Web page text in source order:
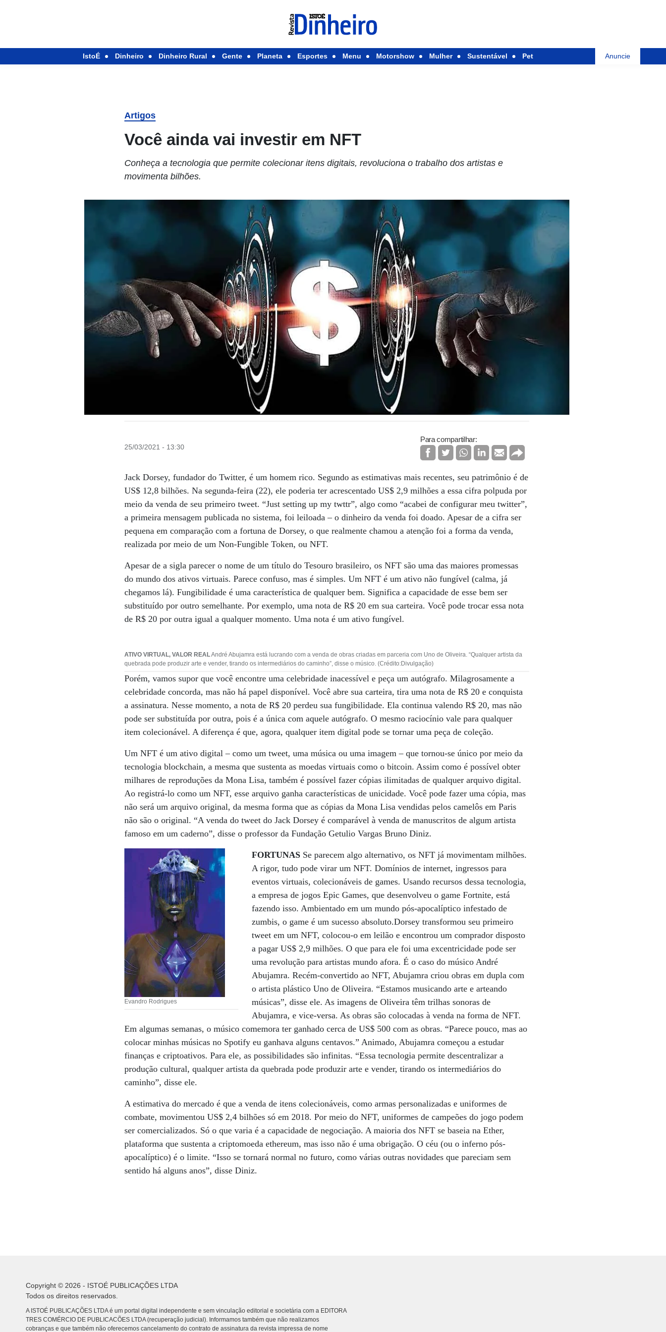
IstoÉ Dinheiro Dinheiro Rural Gente Planeta Esportes Menu Motorshow Mulher Sustentável Pet Anuncie
Artigos
Você ainda vai investir em NFT
Conheça a tecnologia que permite colecionar itens digitais, revoluciona o trabalho dos artistas e
movimenta bilhões.
25/03/2021 - 13:30
Para compartilhar:
Jack Dorsey, fundador do Twitter, é um homem rico. Segundo as estimativas mais recentes, seu patrimônio é de
US$ 12,8 bilhões. Na segunda-feira (22), ele poderia ter acrescentado US$ 2,9 milhões a essa cifra polpuda por
meio da venda de seu primeiro tweet. “Just setting up my twttr”, algo como “acabei de configurar meu twitter”,
a primeira mensagem publicada no sistema, foi leiloada – o dinheiro da venda foi doado. Apesar de a cifra ser
pequena em comparação com a fortuna de Dorsey, o que realmente chamou a atenção foi a forma da venda,
realizada por meio de um Non-Fungible Token, ou NFT.
Apesar de a sigla parecer o nome de um título do Tesouro brasileiro, os NFT são uma das maiores promessas
do mundo dos ativos virtuais. Parece confuso, mas é simples. Um NFT é um ativo não fungível (calma, já
chegamos lá). Fungibilidade é uma característica de qualquer bem. Significa a capacidade de esse bem ser
substituído por outro semelhante. Por exemplo, uma nota de R$ 20 em sua carteira. Você pode trocar essa nota
de R$ 20 por outra igual a qualquer momento. Uma nota é um ativo fungível.
ATIVO VIRTUAL, VALOR REALAndré Abujamra está lucrando com a venda de obras criadas em parceria com Uno de Oliveira. “Qualquer artista da
quebrada pode produzir arte e vender, tirando os intermediários do caminho”, disse o músico. (Crédito:Divulgação)
Porém, vamos supor que você encontre uma celebridade inacessível e peça um autógrafo. Milagrosamente a
celebridade concorda, mas não há papel disponível. Você abre sua carteira, tira uma nota de R$ 20 e conquista
a assinatura. Nesse momento, a nota de R$ 20 perdeu sua fungibilidade. Ela continua valendo R$ 20, mas não
pode ser substituída por outra, pois é a única com aquele autógrafo. O mesmo raciocínio vale para qualquer
item colecionável. A diferença é que, agora, qualquer item digital pode se tornar uma peça de coleção.
Um NFT é um ativo digital – como um tweet, uma música ou uma imagem – que tornou-se único por meio da
tecnologia blockchain, a mesma que sustenta as moedas virtuais como o bitcoin. Assim como é possível obter
milhares de reproduções da Mona Lisa, também é possível fazer cópias ilimitadas de qualquer arquivo digital.
Ao registrá-lo como um NFT, esse arquivo ganha características de unicidade. Você pode fazer uma cópia, mas
não será um arquivo original, da mesma forma que as cópias da Mona Lisa vendidas pelos camelôs em Paris
não são o original. “A venda do tweet do Jack Dorsey é comparável à venda de manuscritos de algum artista
famoso em um caderno”, disse o professor da Fundação Getulio Vargas Bruno Diniz.
Evandro Rodrigues
FORTUNAS Se parecem algo alternativo, os NFT já movimentam milhões.
A rigor, tudo pode virar um NFT. Domínios de internet, ingressos para
eventos virtuais, colecionáveis de games. Usando recursos dessa tecnologia,
a empresa de jogos Epic Games, que desenvolveu o game Fortnite, está
fazendo isso. Ambientado em um mundo pós-apocalíptico infestado de
zumbis, o game é um sucesso absoluto.Dorsey transformou seu primeiro
tweet em um NFT, colocou-o em leilão e encontrou um comprador disposto
a pagar US$ 2,9 milhões. O que para ele foi uma excentricidade pode ser
uma revolução para artistas mundo afora. É o caso do músico André
Abujamra. Recém-convertido ao NFT, Abujamra criou obras em dupla com
o artista plástico Uno de Oliveira. “Estamos musicando arte e arteando
músicas”, disse ele. As imagens de Oliveira têm trilhas sonoras de
Abujamra, e vice-versa. As obras são colocadas à venda na forma de NFT.
Em algumas semanas, o músico comemora ter ganhado cerca de US$ 500 com as obras. “Parece pouco, mas ao
colocar minhas músicas no Spotify eu ganhava alguns centavos.” Animado, Abujamra começou a estudar
finanças e criptoativos. Para ele, as possibilidades são infinitas. “Essa tecnologia permite descentralizar a
produção cultural, qualquer artista da quebrada pode produzir arte e vender, tirando os intermediários do
caminho”, disse ele.
A estimativa do mercado é que a venda de itens colecionáveis, como armas personalizadas e uniformes de
combate, movimentou US$ 2,4 bilhões só em 2018. Por meio do NFT, uniformes de campeões do jogo podem
ser comercializados. Só o que varia é a capacidade de negociação. A maioria dos NFT se baseia na Ether,
plataforma que sustenta a criptomoeda ethereum, mas isso não é uma obrigação. O céu (ou o inferno pós-
apocalíptico) é o limite. “Isso se tornará normal no futuro, como várias outras novidades que pareciam sem
sentido há alguns anos”, disse Diniz.
Copyright © 2026 - ISTOÉ PUBLICAÇÕES LTDA
Todos os direitos reservados.
A ISTOÉ PUBLICAÇÕES LTDA é um portal digital independente e sem vinculação editorial e societária com a EDITORA
TRES COMÉRCIO DE PUBLICACÕES LTDA (recuperação judicial). Informamos também que não realizamos
cobranças e que também não oferecemos cancelamento do contrato de assinatura da revista impressa de nome